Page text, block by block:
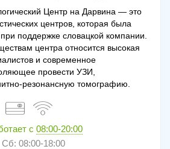
Центр на Дарвина — это
центров, которая была
поддержке словацкой компании.
центра относится высокая
и современное
провести УЗИ,
резонансную томографию.
с 08:00-20:00
Сб: 08:00-18:00